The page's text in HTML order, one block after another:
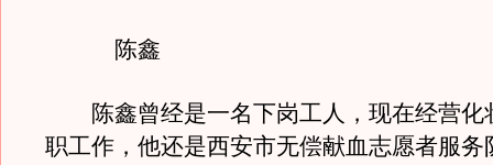
陈鑫
陈鑫曾经是一名下岗工人，现在经营化
职工作，他还是西安市无偿献血志愿者服务